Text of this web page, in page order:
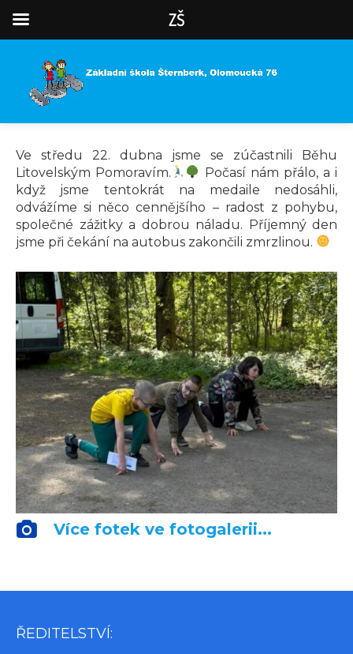
Ve středu 22. dubna jsme se zúčastnili Běhu
Litovelským Pomoravím.
Počasí nám přálo, a i
když jsme tentokrát na medaile nedosáhli,
odvážíme si něco cennějšího – radost z pohybu,
společné zážitky a dobrou náladu. Příjemný den
jsme při čekání na autobus zakončili zmrzlinou.
Více fotek ve fotogalerii...
ŘEDITELSTVÍ:
ZŠ